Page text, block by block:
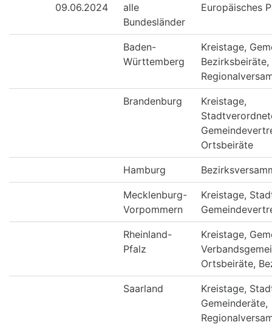
09.06.2024
alle
Bundesländer
Europäisches
Baden-
Württemberg
Kreistage,
Brandenburg
Kreistage,
Ortsbeiräte
Hamburg
Mecklenburg-
Vorpommern
Kreistage,
Rheinland-
Pfalz
Kreistage,
Ortsbeiräte,
Saarland
Kreistage,
Gemeinderäte,